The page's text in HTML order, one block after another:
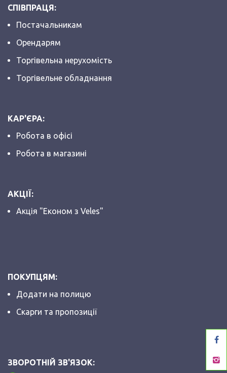
СПІВПРАЦЯ:
Постачальникам
Орендарям
Торгівельна нерухомість
Торгівельне обладнання
КАР'ЄРА:
Робота в офісі
Робота в магазині
АКЦІЇ:
Акція "Економ з Veles"
ПОКУПЦЯМ:
Додати на полицю
Скарги та пропозиції
ЗВОРОТНІЙ ЗВ'ЯЗОК: